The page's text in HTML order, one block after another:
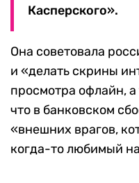
Касперского».
Она советовала
и «делать скрины
просмотра офлайн,
что в банковском
«внешних врагов,
когда-то любимый